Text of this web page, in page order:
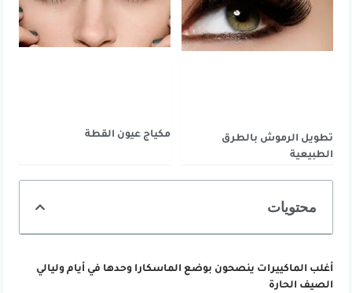
تطويل الرموش بالطرق
الطبيعية
مكياج عيون القطة
محتويات
أغلب الماكييرات ينصحون بوضع الماسكارا وحدها في أيام وليالي
الصيف الحارة